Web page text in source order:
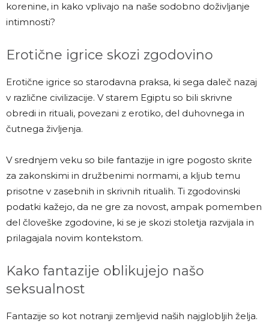
korenine, in kako vplivajo na naše sodobno doživljanje
intimnosti?
Erotične igrice skozi zgodovino
Erotične igrice so starodavna praksa, ki sega daleč nazaj
v različne civilizacije. V starem Egiptu so bili skrivne
obredi in rituali, povezani z erotiko, del duhovnega in
čutnega življenja.
V srednjem veku so bile fantazije in igre pogosto skrite
za zakonskimi in družbenimi normami, a kljub temu
prisotne v zasebnih in skrivnih ritualih. Ti zgodovinski
podatki kažejo, da ne gre za novost, ampak pomemben
del človeške zgodovine, ki se je skozi stoletja razvijala in
prilagajala novim kontekstom.
Kako fantazije oblikujejo našo
seksualnost
Fantazije so kot notranji zemljevid naših najglobljih želja.